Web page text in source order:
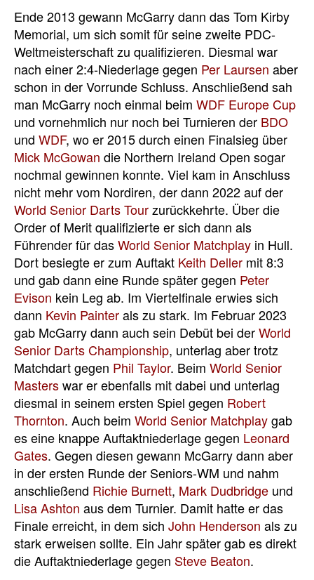
Ende 2013 gewann McGarry dann das Tom Kirby
Memorial, um sich somit für seine zweite PDC-
Weltmeisterschaft zu qualifizieren. Diesmal war
nach einer 2:4-Niederlage gegen Per Laursen aber
schon in der Vorrunde Schluss. Anschließend sah
man McGarry noch einmal beim WDF Europe Cup
und vornehmlich nur noch bei Turnieren der BDO
und WDF, wo er 2015 durch einen Finalsieg über
Mick McGowan die Northern Ireland Open sogar
nochmal gewinnen konnte. Viel kam in Anschluss
nicht mehr vom Nordiren, der dann 2022 auf der
World Senior Darts Tourzurückkehrte. Über die
Order of Merit qualifizierte er sich dann als
Führender für dasWorld Senior Matchplay in Hull.
Dort besiegte er zum Auftakt Keith Deller mit 8:3
und gab dann eine Runde später gegen Peter
Evison kein Leg ab. Im Viertelfinale erwies sich
dann Kevin Painterals zu stark. Im Februar 2023
gab McGarry dann auch sein Debüt bei derWorld
Senior Darts Championship, unterlag aber trotz
Matchdart gegen Phil Taylor. Beim World Senior
Masterswar er ebenfalls mit dabei und unterlag
diesmal in seinem ersten Spiel gegen Robert
Thornton. Auch beim World Senior Matchplaygab
es eine knappe Auftaktniederlage gegen Leonard
Gates. Gegen diesen gewann McGarry dann aber
in der ersten Runde der Seniors-WM und nahm
anschließend Richie Burnett, Mark Dudbridge und
Lisa Ashton aus dem Turnier. Damit hatte er das
Finale erreicht, in dem sich John Henderson als zu
stark erweisen sollte. Ein Jahr später gab es direkt
die Auftaktniederlage gegen Steve Beaton.